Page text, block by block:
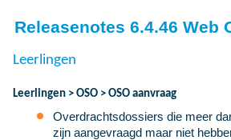
Releasenotes 6.4.46 Web
Leerlingen
Leerlingen > OSO > OSO aanvraag
Overdrachtsdossiers die meer
zijn aangevraagd maar niet